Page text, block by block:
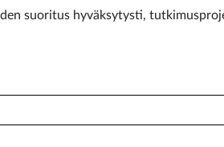
suoritus hyväksytysti,